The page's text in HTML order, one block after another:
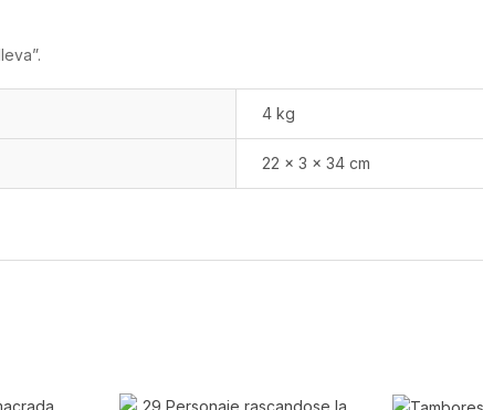
4 kg
22 × 3 × 34 cm